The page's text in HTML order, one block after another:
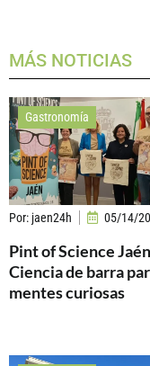
MÁS NOTICIAS
Gastronomía
Por: jaen24h 05/14/
Pint of Science
Ciencia de barra
mentes curiosas